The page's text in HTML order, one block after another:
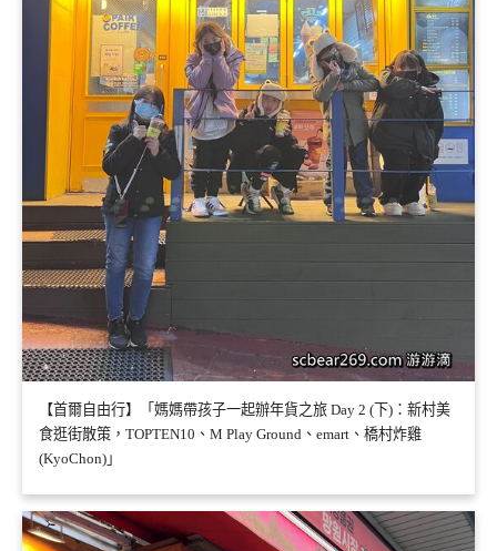
【首爾自由行】「媽媽帶孩子一起辦年貨之旅 Day 2 (下)：新村美
食逛街散策，TOPTEN10、M Play Ground、emart、橋村炸雞
(KyoChon)」